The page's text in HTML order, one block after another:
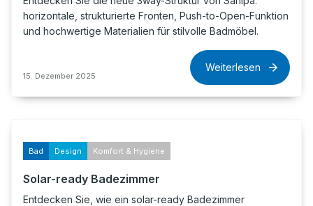
horizontale, strukturierte Fronten, Push-to-Open-Funktion
und hochwertige Materialien für stilvolle Badmöbel.
15. Dezember 2025
Weiterlesen
Bad Design Komfort & Hygiene
Solar-ready Badezimmer
Entdecken Sie, wie ein solar-ready Badezimmer